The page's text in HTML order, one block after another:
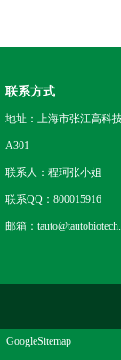
联系方式
地址：上海市张江高科
A301
联系人：程珂张小姐
联系QQ：800015916
邮箱：
GoogleSitemap